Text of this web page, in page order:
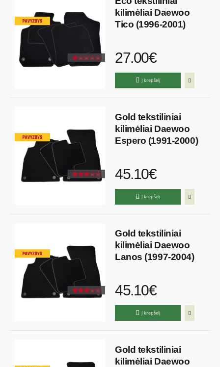
kilimėliai Daewoo
Tico (1996-2001)
27.00€
Į krepšelį
Gold tekstiliniai
kilimėliai Daewoo
Espero (1991-2000)
45.10€
Į krepšelį
Gold tekstiliniai
kilimėliai Daewoo
Lanos (1997-2004)
45.10€
Į krepšelį
Gold tekstiliniai
kilimėliai Daewoo